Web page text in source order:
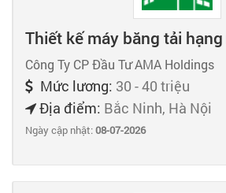
Thiết kế máy băng tải
Công Ty CP Đầu Tư AMA Holdings
Mức lương: 30 - 40 triệu
Địa điểm: Bắc Ninh, Hà Nội
Ngày cập nhật:08-07-2026